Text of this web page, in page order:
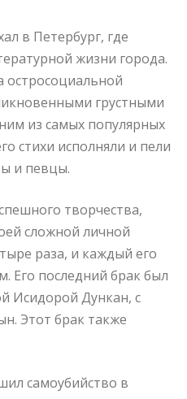
в Петербург, где
жизни города.
остросоциальной
грустными
из самых популярных
стихи исполняли и пели
и певцы.
творчества,
сложной личной
раза, и каждый его
Его последний брак был
Исидорой Дункан, с
Этот брак также
самоубийство в